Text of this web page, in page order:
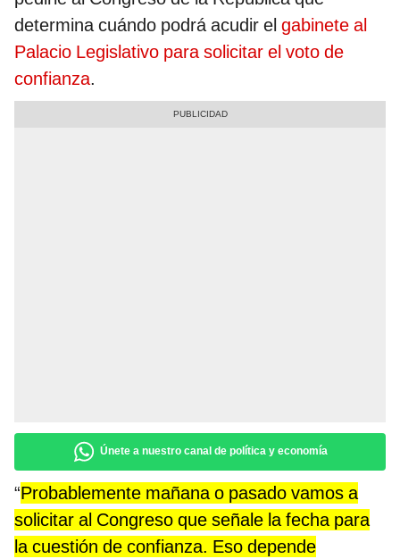
determina cuándo podrá acudir el gabinete al
Palacio Legislativo para solicitar el voto de
confianza.
Únete a nuestro canal de política y economía
“Probablemente mañana o pasado vamos a
solicitar al Congreso que señale la fecha para
la cuestión de confianza. Eso depende